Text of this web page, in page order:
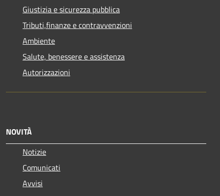
Giustizia e sicurezza pubblica
Tributi,finanze e contravvenzioni
Ambiente
Salute, benessere e assistenza
Autorizzazioni
NOVITÀ
Notizie
Comunicati
Avvisi